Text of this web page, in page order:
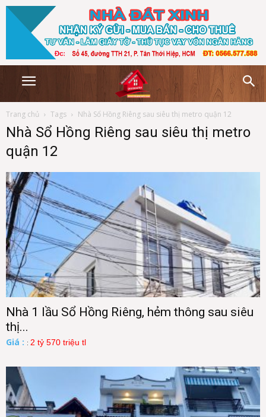
Trang chủ Tags Nhà Sổ Hồng Riêng sau siêu thị metro quận 12
Nhà Sổ Hồng Riêng sau siêu thị metro
quận 12
Nhà 1 lầu Sổ Hồng Riêng, hẻm thông sau siêu
thị...
Giá : : 2 tỷ 570 triệu tl